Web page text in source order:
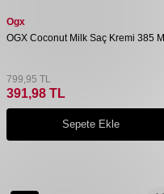
Ogx
OGX Coconut Milk Saç Kremi 385 Ml
799,95 TL
391,98 TL
Sepete Ekle